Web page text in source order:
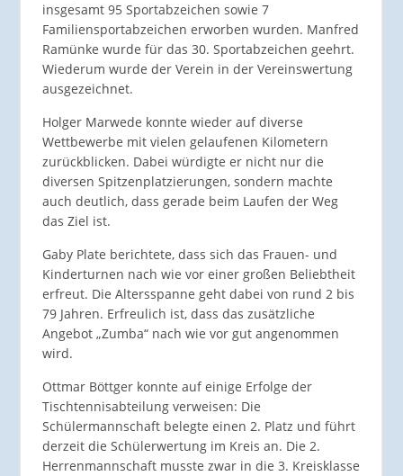
insgesamt 95 Sportabzeichen sowie 7
Familiensportabzeichen erworben wurden. Manfred
Ramünke wurde für das 30. Sportabzeichen geehrt.
Wiederum wurde der Verein in der Vereinswertung
ausgezeichnet.
Holger Marwede konnte wieder auf diverse
Wettbewerbe mit vielen gelaufenen Kilometern
zurückblicken. Dabei würdigte er nicht nur die
diversen Spitzenplatzierungen, sondern machte
auch deutlich, dass gerade beim Laufen der Weg
das Ziel ist.
Gaby Plate berichtete, dass sich das Frauen- und
Kinderturnen nach wie vor einer großen Beliebtheit
erfreut. Die Altersspanne geht dabei von rund 2 bis
79 Jahren. Erfreulich ist, dass das zusätzliche
Angebot „Zumba“ nach wie vor gut angenommen
wird.
Ottmar Böttger konnte auf einige Erfolge der
Tischtennisabteilung verweisen: Die
Schülermannschaft belegte einen 2. Platz und führt
derzeit die Schülerwertung im Kreis an. Die 2.
Herrenmannschaft musste zwar in die 3. Kreisklasse